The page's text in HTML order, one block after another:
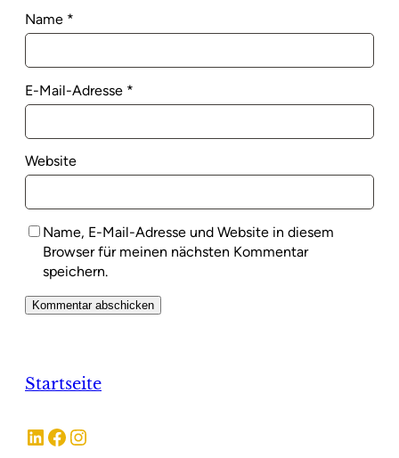
Name *
E-Mail-Adresse *
Website
Name, E-Mail-Adresse und Website in diesem
Browser für meinen nächsten Kommentar
speichern.
Startseite
LinkedIn Facebook Instagram